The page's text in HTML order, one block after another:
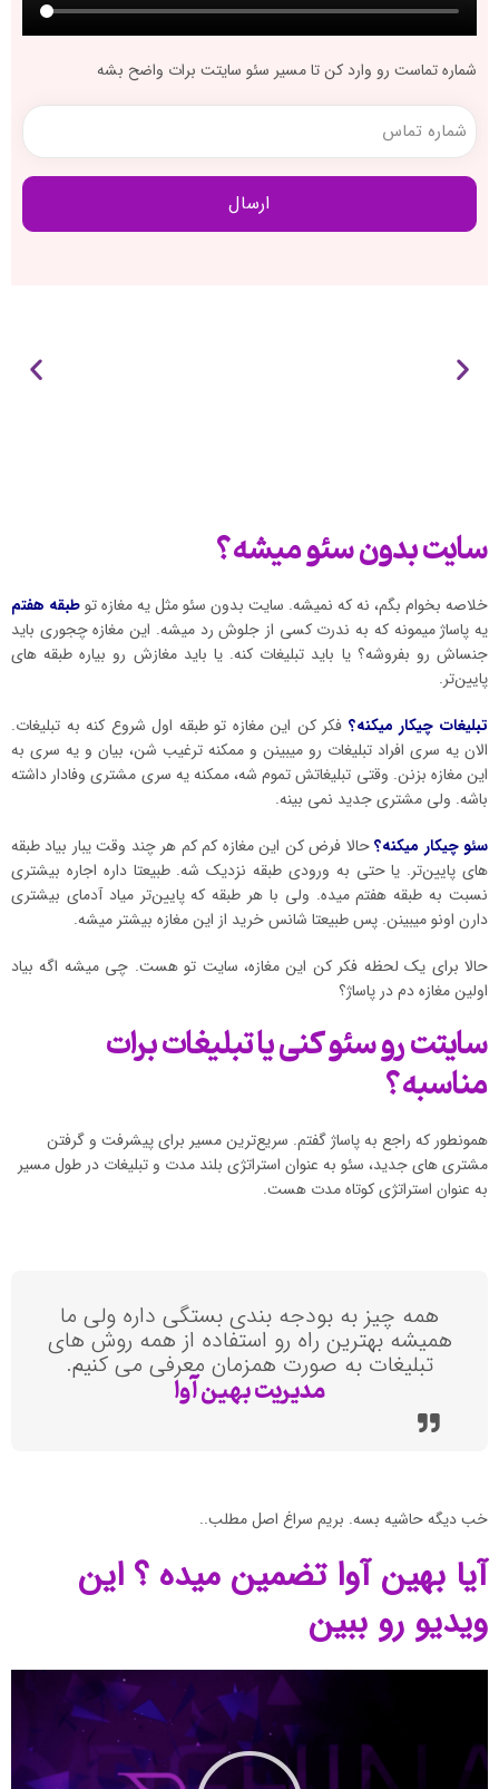
شماره تماست رو وارد کن تا مسیر سئو سایتت برات واضح بشه
شماره
تماس
سایت بدون سئو میشه؟
خلاصه بخوام بگم، نه که نمیشه. سایت بدون سئو مثل یه مغازه توطبقه هفتم
یه پاساژ میمونه که به ندرت کسی از جلوش رد میشه. این مغازه چجوری باید
جنساش رو بفروشه؟ یا باید تبلیغات کنه. یا باید مغازش رو بیاره طبقه های
پایین‌تر.
تبلیغات چیکار میکنه؟ فکر کن این مغازه تو طبقه اول شروع کنه به تبلیغات.
الان یه سری افراد تبلیغات رو میبینن و ممکنه ترغیب شن، بیان و یه سری به
این مغازه بزنن. وقتی تبلیغاتش تموم شه، ممکنه یه سری مشتری وفادار داشته
باشه. ولی مشتری جدید نمی بینه.
سئو چیکار میکنه؟حالا فرض کن این مغازه کم کم هر چند وقت یبار بیاد طبقه
های پایین‌تر. یا حتی به ورودی طبقه نزدیک شه. طبیعتا داره اجاره بیشتری
نسبت به طبقه هفتم میده. ولی با هر طبقه که پایین‌تر میاد آدمای بیشتری
دارن اونو میبینن. پس طبیعتا شانس خرید از این مغازه بیشتر میشه.
حالا برای یک لحظه فکر کن این مغازه، سایت تو هست. چی میشه اگه بیاد
اولین مغازه دم در پاساژ؟
سایتت رو سئو کنی یا تبلیغات برات
مناسبه؟
همونطور که راجع به پاساژ گفتم. سریع‌ترین مسیر برای پیشرفت و گرفتن
مشتری های جدید، سئو به عنوان استراتژی بلند مدت و تبلیغات در طول مسیر
به عنوان استراتژی کوتاه مدت هست.
همه چیز به بودجه بندی بستگی داره ولی ما
همیشه بهترین راه رو استفاده از همه روش های
تبلیغات به صورت همزمان معرفی می کنیم.
مدیریت بهین آوا
خب دیگه حاشیه بسه. بریم سراغ اصل مطلب..
آیا بهین آوا تضمین میده ؟ این
ویدیو رو ببین